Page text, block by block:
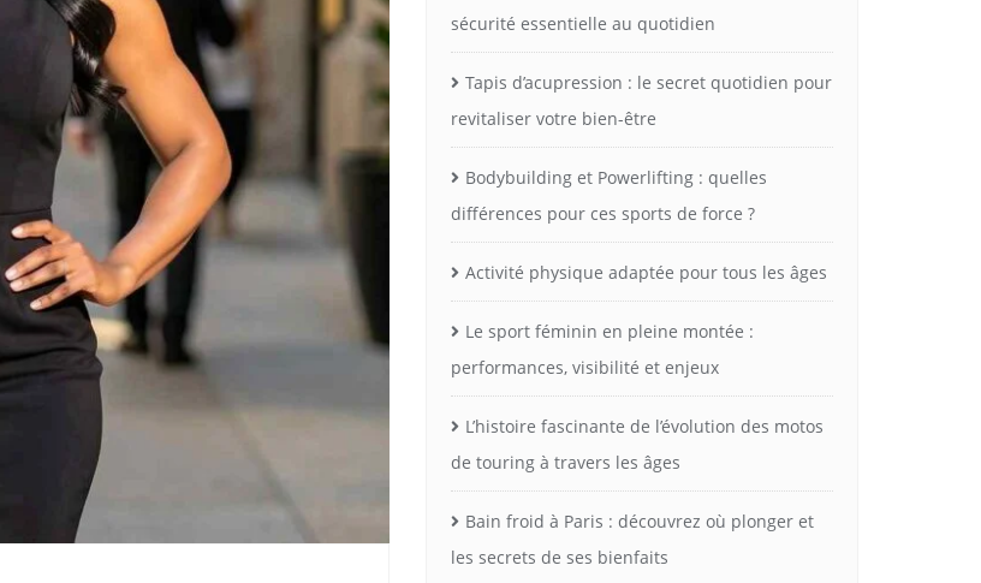
sécurité essentielle au quotidien
Tapis d’acupression : le secret quotidien pour
revitaliser votre bien-être
Bodybuilding et Powerlifting : quelles
différences pour ces sports de force ?
Activité physique adaptée pour tous les âges
Le sport féminin en pleine montée :
performances, visibilité et enjeux
L’histoire fascinante de l’évolution des motos
de touring à travers les âges
Bain froid à Paris : découvrez où plonger et
les secrets de ses bienfaits